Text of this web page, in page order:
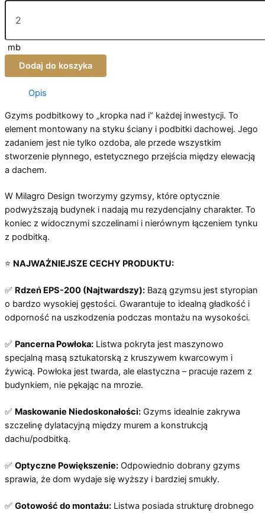
mb
Dodaj do koszyka
Opis
Gzyms podbitkowy to „kropka nad i” każdej inwestycji. To
element montowany na styku ściany i podbitki dachowej. Jego
zadaniem jest nie tylko ozdoba, ale przede wszystkim
stworzenie płynnego, estetycznego przejścia między elewacją
a dachem.
W Milagro Design tworzymy gzymsy, które optycznie
podwyższają budynek i nadają mu rezydencjalny charakter. To
koniec z widocznymi szczelinami i nierównym łączeniem tynku
z podbitką.
⭐ NAJWAŻNIEJSZE CECHY PRODUKTU:
✅ Rdzeń EPS-200 (Najtwardszy): Bazą gzymsu jest styropian
o bardzo wysokiej gęstości. Gwarantuje to idealną gładkość i
odporność na uszkodzenia podczas montażu na wysokości.
✅ Pancerna Powłoka: Listwa pokryta jest maszynowo
specjalną masą sztukatorską z kruszywem kwarcowym i
żywicą. Powłoka jest twarda, ale elastyczna – pracuje razem z
budynkiem, nie pękając na mrozie.
✅ Maskowanie Niedoskonałości: Gzyms idealnie zakrywa
szczelinę dylatacyjną między murem a konstrukcją
dachu/podbitką.
✅ Optyczne Powiększenie: Odpowiednio dobrany gzyms
sprawia, że dom wydaje się wyższy i bardziej smukły.
✅ Gotowość do montażu: Listwa posiada strukturę drobnego